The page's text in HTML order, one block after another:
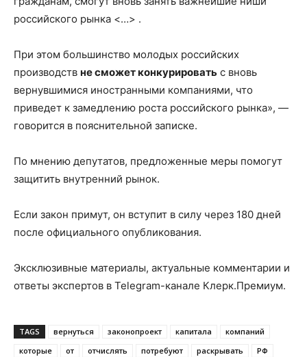
российского рынка <…> .
При этом большинство молодых российских
производств не сможет конкурировать с вновь
вернувшимися иностранными компаниями, что
приведет к замедлению роста российского рынка», —
говорится в пояснительной записке.
По мнению депутатов, предложенные меры помогут
защитить внутренний рынок.
Если закон примут, он вступит в силу через 180 дней
после официального опубликования.
Эксклюзивные материалы, актуальные комментарии и
ответы экспертов в Telegram-канале Клерк.Премиум.
TAGS вернуться законопроект капитала
компаний
которые
от отчислять потребуют раскрывать
РФ